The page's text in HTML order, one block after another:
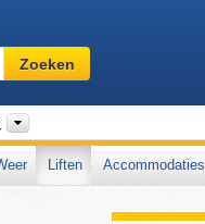
Skigebied,
regio,
…
Zoeken
Liften
Accommodaties